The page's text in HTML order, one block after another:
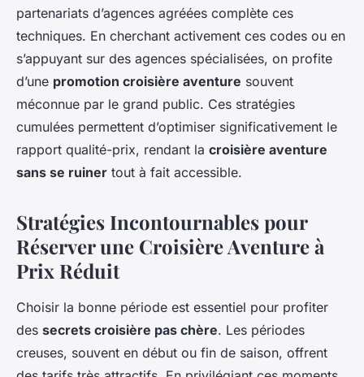
partenariats d’agences agréées complète ces
techniques. En cherchant activement ces codes ou en
s’appuyant sur des agences spécialisées, on profite
d’une promotion croisière aventure souvent
méconnue par le grand public. Ces stratégies
cumulées permettent d’optimiser significativement le
rapport qualité-prix, rendant la croisière aventure
sans se ruiner tout à fait accessible.
Stratégies Incontournables pour
Réserver une Croisière Aventure à
Prix Réduit
Choisir la bonne période est essentiel pour profiter
des secrets croisière pas chère. Les périodes
creuses, souvent en début ou fin de saison, offrent